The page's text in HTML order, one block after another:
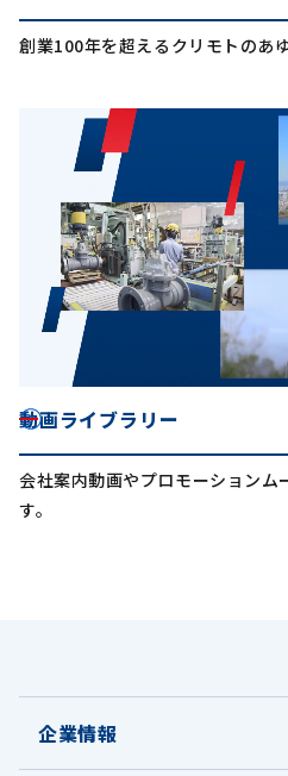
創業100年を超えるクリモトのあ
動画ライブラリー
会社案内動画やプロモーションム
す。
企業情報